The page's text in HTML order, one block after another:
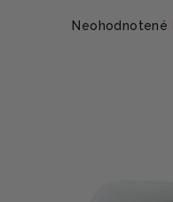
Priemerné
Neohodnotené